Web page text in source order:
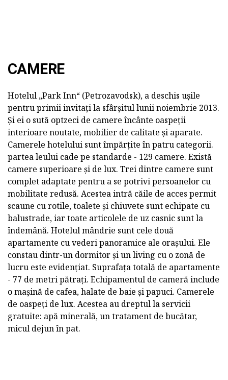
CAMERE
Hotelul „Park Inn“ (Petrozavodsk), a deschis ușile
pentru primii invitați la sfârșitul lunii noiembrie 2013.
Și ei o sută optzeci de camere încânte oaspeții
interioare noutate, mobilier de calitate și aparate.
Camerele hotelului sunt împărțite în patru categorii.
partea leului cade pe standarde - 129 camere. Există
camere superioare și de lux. Trei dintre camere sunt
complet adaptate pentru a se potrivi persoanelor cu
mobilitate redusă. Acestea intră căile de acces permit
scaune cu rotile, toalete și chiuvete sunt echipate cu
balustrade, iar toate articolele de uz casnic sunt la
îndemână. Hotelul mândrie sunt cele două
apartamente cu vederi panoramice ale orașului. Ele
constau dintr-un dormitor și un living cu o zonă de
lucru este evidențiat. Suprafața totală de apartamente
- 77 de metri pătrați. Echipamentul de cameră include
o mașină de cafea, halate de baie și papuci. Camerele
de oaspeți de lux. Acestea au dreptul la servicii
gratuite: apă minerală, un tratament de bucătar,
micul dejun în pat.